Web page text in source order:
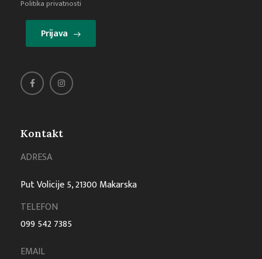
Kontakt
ADRESA
Put Volicije 5, 21300 Makarska
TELEFON
099 542 7385
EMAIL
Politika privatnosti
Prijava